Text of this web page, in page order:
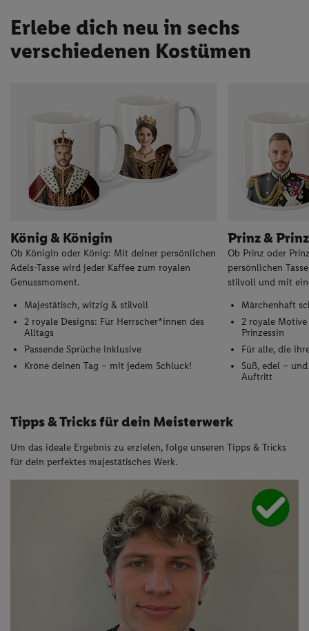
Tipps & Tricks für dein Meisterwerk
Um das ideale Ergebnis zu erzielen, folge unseren Tipps & Tricks
für dein perfektes majestätisches Werk.
Erlebe dich neu in sechs
verschiedenen Kostümen
König & Königin
Ob Königin oder König: Mit deiner persönlichen
Adels-Tasse wird jeder Kaffee zum royalen
Genussmoment.
Majestätisch, witzig & stilvoll
2 royale Designs: Für Herrscher*innen des
Alltags
Passende Sprüche inklusive
Kröne deinen Tag – mit jedem Schluck!
Prinz &
Ob Prinz oder
persönlichen
stilvoll und mit
Märchenhaft
2 royale
Prinzessin
Für alle, die
Süß, edel –
Auftritt